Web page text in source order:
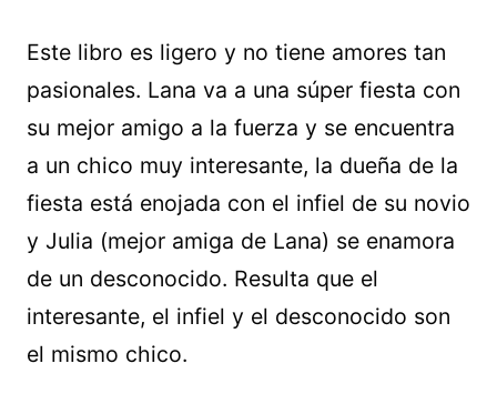
Este libro es ligero y no tiene amores tan
pasionales. Lana va a una súper fiesta con
su mejor amigo a la fuerza y se encuentra
a un chico muy interesante, la dueña de la
fiesta está enojada con el infiel de su novio
y Julia (mejor amiga de Lana) se enamora
de un desconocido. Resulta que el
interesante, el infiel y el desconocido son
el mismo chico.